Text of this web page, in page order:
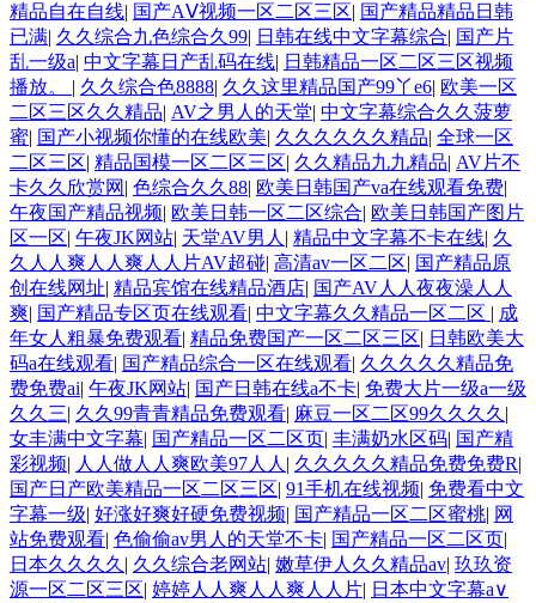
精品自在自线| 国产AⅤ视频一区二区三区| 国产精品精品日韩
已满| 久久综合九色综合久99| 日韩在线中文字幕综合| 国产片
乱一级a| 中文字幕日产乱码在线| 日韩精品一区二区三区视频
播放。 | 久久综合色8888| 久久这里精品国产99丫e6| 欧美一区
二区三区久久精品| AV之男人的天堂| 中文字幕综合久久菠萝
蜜| 国产小视频你懂的在线欧美| 久久久久久久精品| 全球一区
二区三区| 精品国模一区二区三区| 久久精品九九精品| AV片不
卡久久欣赏网 | 色综合久久88| 欧美日韩国产va在线观看免费|
午夜国产精品视频| 欧美日韩一区二区综合| 欧美日韩国产图片
区一区| 午夜JK网站| 天堂AV男人 | 精品中文字幕不卡在线| 久
久人人爽人人爽人人片AV超碰| 高清av一区二区| 国产精品原
创在线网址| 精品宾馆在线精品酒店| 国产AV人人夜夜澡人人
爽| 国产精品专区页在线观看| 中文字幕久久精品一区二区 | 成
年女人粗暴免费观看| 精品免费国产一区二区三区| 日韩欧美大
码a在线观看| 国产精品综合一区在线观看| 久久久久久精品免
费免费ai| 午夜JK网站| 国产日韩在线a不卡| 免费大片一级a一级
久久三| 久久99青青精品免费观看| 麻豆一区二区99久久久久 |
女丰满中文字幕| 国产精品一区二区页| 丰满奶水区码| 国产精
彩视频| 人人做人人爽欧美97人人 | 久久久久久精品免费免费R|
国产日产欧美精品一区二区三区| 91手机在线视频| 免费看中文
字幕一级| 好涨好爽好硬免费视频| 国产精品一区二区蜜桃| 网
站免费观看| 色偷偷av男人的天堂不卡| 国产精品一区二区页|
日本久久久久 | 久久综合老网站| 嫩草伊人久久精品av| 玖玖资
源一区二区三区| 婷婷人人爽人人爽人人片| 日本中文字幕a∨